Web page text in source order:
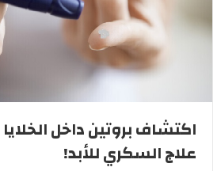
اكتشاف بروتين داخل
علاج السكري للأبد!